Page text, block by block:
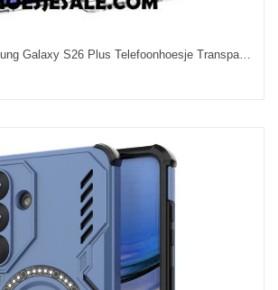
Case Hoesje Samsung Galaxy S26 Plus Telefoonhoesje Transparant